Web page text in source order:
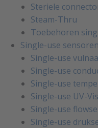
Steriele
Steam-Thru
Toebehoren
Single-use
Single-use
Single-use
Single-use
Single-use UV-
Single-use
Single-use